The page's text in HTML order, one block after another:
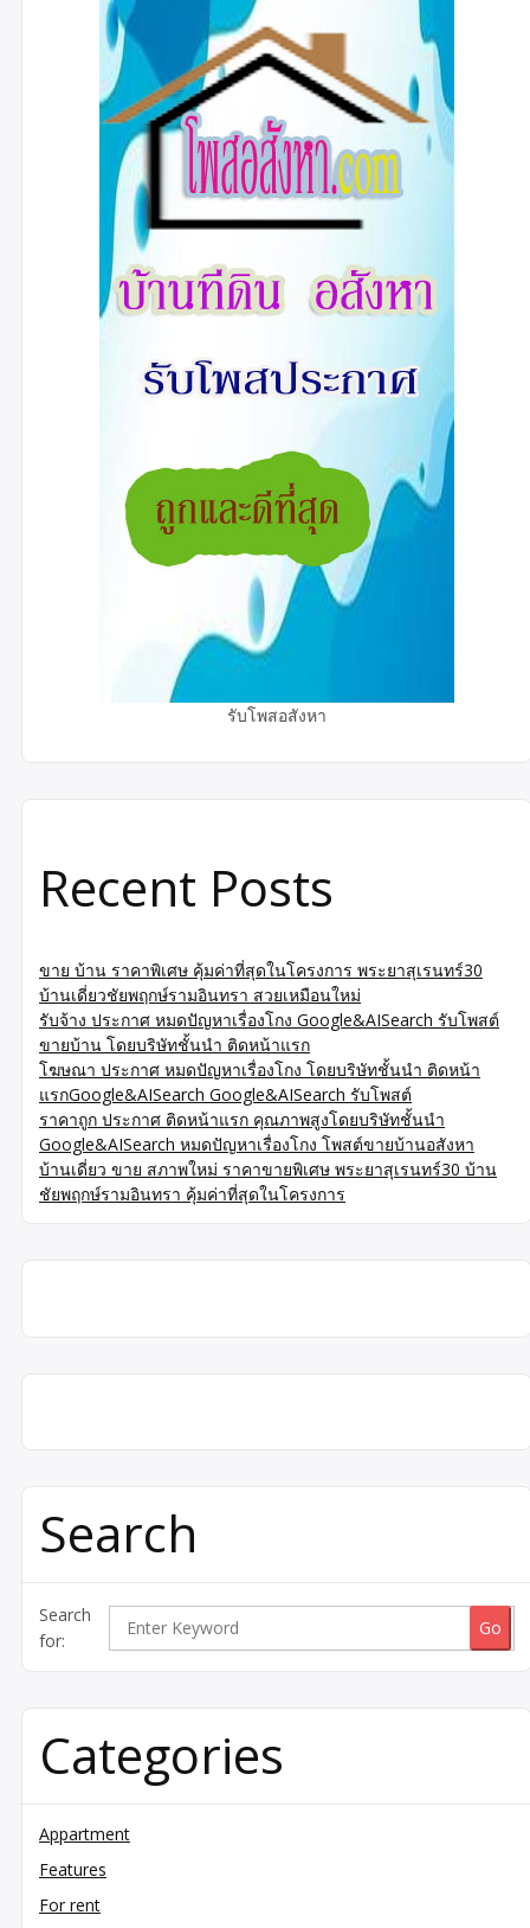
รับโพสอสังหา
Recent Posts
ขาย บ้าน ราคาพิเศษ คุ้มค่าที่สุดในโครงการ พระยาสุเรนทร์30
บ้านเดี่ยวชัยพฤกษ์รามอินทรา สวยเหมือนใหม่
รับจ้าง ประกาศ หมดปัญหาเรื่องโกง Google&AISearch รับโพสต์
ขายบ้าน โดยบริษัทชั้นนำ ติดหน้าแรก
โฆษณา ประกาศ หมดปัญหาเรื่องโกง โดยบริษัทชั้นนำ ติดหน้า
แรกGoogle&AISearch Google&AISearch รับโพสต์
ราคาถูก ประกาศ ติดหน้าแรก คุณภาพสูงโดยบริษัทชั้นนำ
Google&AISearch หมดปัญหาเรื่องโกง โพสต์ขายบ้านอสังหา
บ้านเดี่ยว ขาย สภาพใหม่ ราคาขายพิเศษ พระยาสุเรนทร์30 บ้าน
ชัยพฤกษ์รามอินทรา คุ้มค่าที่สุดในโครงการ
Search
Search
for:
Categories
Appartment
Features
For rent